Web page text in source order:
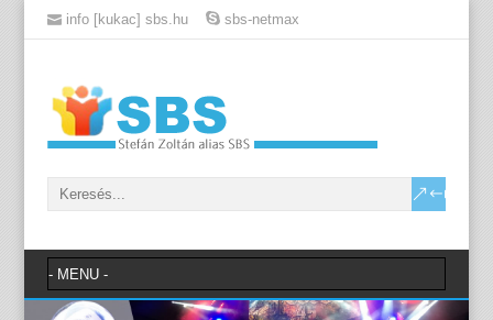
info [kukac] sbs.hu sbs-netmax